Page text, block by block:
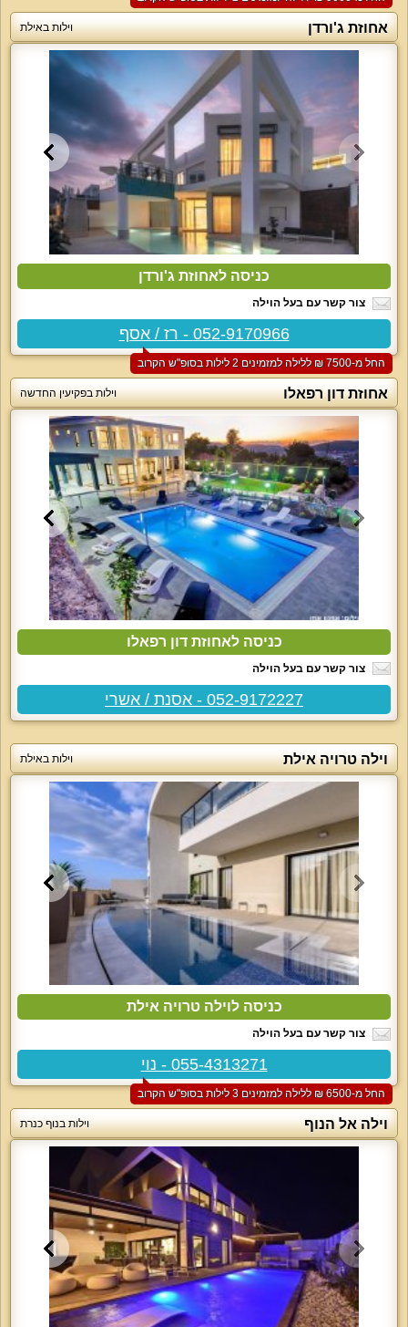
אחוזת ג'ורדן וילות באילת
כניסה לאחוזת ג'ורדן
צור קשר עם בעל הוילה
052-9170966 - רז / אסף
החל מ-‏7500 ₪ ללילה למזמינים 2 לילות בסופ"ש הקרוב
אחוזת דון רפאלו וילות בפקיעין החדשה
כניסה לאחוזת דון רפאלו
צור קשר עם בעל הוילה
052-9172227 - אסנת / אשרי
וילה טרויה אילת וילות באילת
כניסה לוילה טרויה אילת
צור קשר עם בעל הוילה
055-4313271 - נוי
החל מ-‏6500 ₪ ללילה למזמינים 3 לילות בסופ"ש הקרוב
וילה אל הנוף וילות בנוף כנרת